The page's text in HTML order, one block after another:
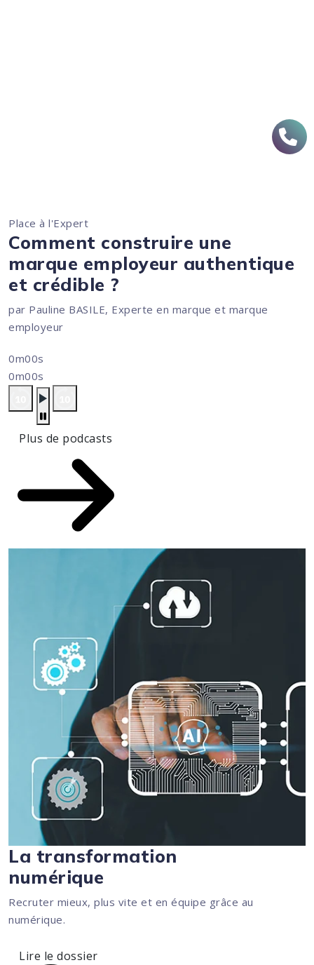
Place à l'Expert
Comment construire une
marque employeur authentique
et crédible ?
par Pauline BASILE, Experte en marque et marque
employeur
0m00s
0m00s
Plus de podcasts
La transformation
numérique
Recruter mieux, plus vite et en équipe grâce au
numérique.
Lire le dossier